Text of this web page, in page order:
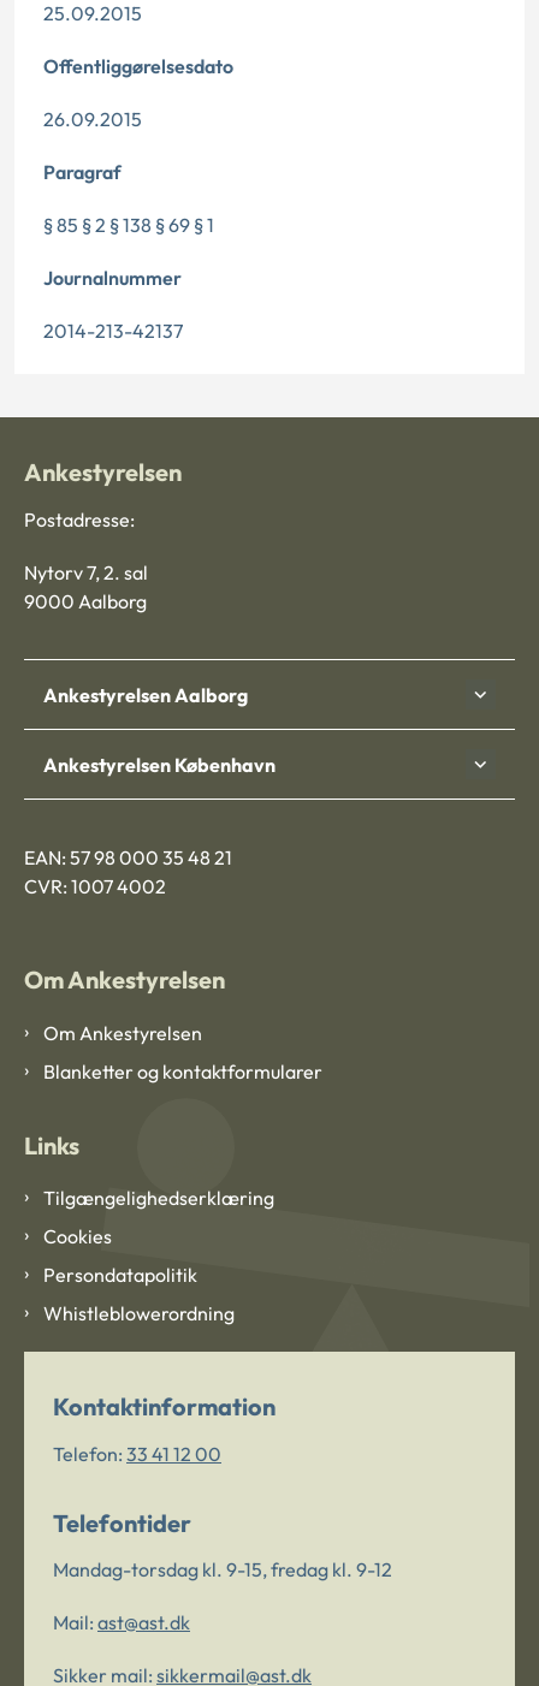
25.09.2015
Offentliggørelsesdato
26.09.2015
Paragraf
§ 85 § 2 § 138 § 69 § 1
Journalnummer
2014-213-42137
Ankestyrelsen
Postadresse:
Nytorv 7, 2. sal
9000 Aalborg
Ankestyrelsen Aalborg
Ankestyrelsen København
EAN: 57 98 000 35 48 21
CVR: 1007 4002
Om Ankestyrelsen
Om Ankestyrelsen
Blanketter og kontaktformularer
Links
Tilgængelighedserklæring
Cookies
Persondatapolitik
Whistleblowerordning
Kontaktinformation
Telefon: 33 41 12 00
Telefontider
Mandag-torsdag kl. 9-15, fredag kl. 9-12
Mail: ast@ast.dk
Sikker mail: sikkermail@ast.dk